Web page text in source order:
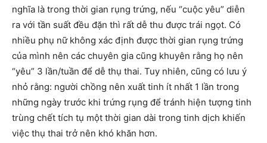
nghĩa là trong thời gian rụng trứng, nếu “cuộc yêu” diễn
ra với tần suất đều đặn thì rất dễ thu được trái ngọt. Có
nhiều phụ nữ không xác định được thời gian rụng trứng
của mình nên các chuyên gia cũng khuyên rằng họ nên
“yêu” 3 lần/tuần để dễ thụ thai. Tuy nhiên, cũng có lưu ý
nhỏ rằng: người chồng nên xuất tinh ít nhất 1 lần trong
những ngày trước khi trứng rụng để tránh hiện tượng tinh
trùng chết tích tụ một thời gian dài trong tinh dịch khiến
việc thụ thai trở nên khó khăn hơn.